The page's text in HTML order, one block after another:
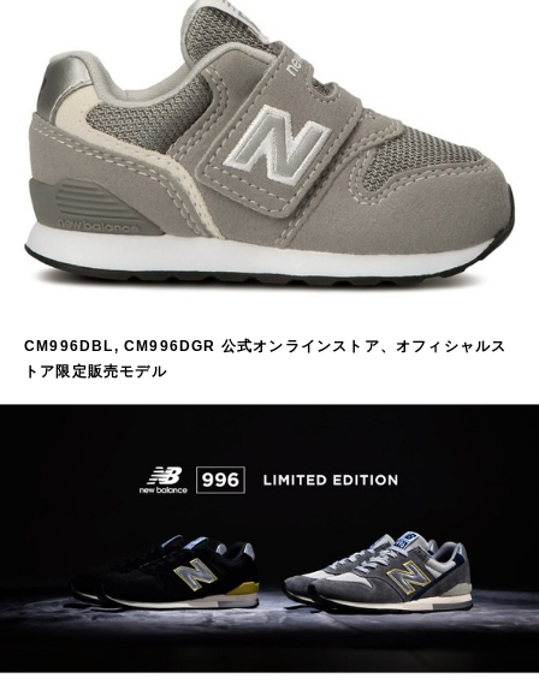
CM996DBL, CM996DGR 公式オンラインストア、オフィシャルス
トア限定販売モデル